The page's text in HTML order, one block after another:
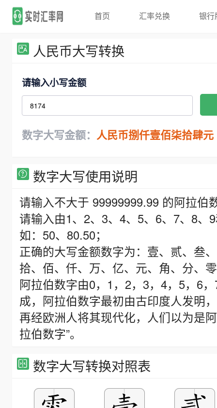
首页 汇率兑换 银行
人民币大写转换
请输入小写金额
数字大写金额： 人民币捌仟壹佰柒拾肆元
数字大写使用说明
请输入不大于 99999999.99 的阿拉伯
请输入由1、2、3、4、5、6、7、8、
如：50、80.50；
正确的大写金额数字为：壹、贰、叁
拾、佰、仟、万、亿、元、角、分、
阿拉伯数字由0，1，2，3，4，5，6
成，阿拉伯数字最初由古印度人发明
再经欧洲人将其现代化，人们以为是
拉伯数字”。
数字大写转换对照表